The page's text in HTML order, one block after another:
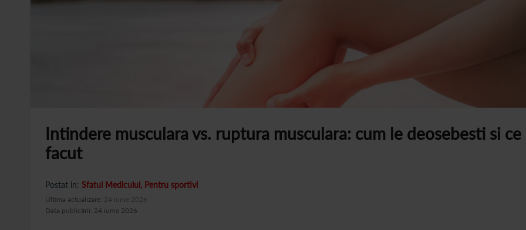
Intindere musculara vs. ruptura musculara: cum le deosebesti si ce
facut
Postat in: Sfatul Medicului Pentru sportivi
Data publicării: 24 iunie 2026
Ultima actualizare: 24 iunie 2026